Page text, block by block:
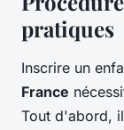
pratiques
Inscrire un
France
Tout d'abord,